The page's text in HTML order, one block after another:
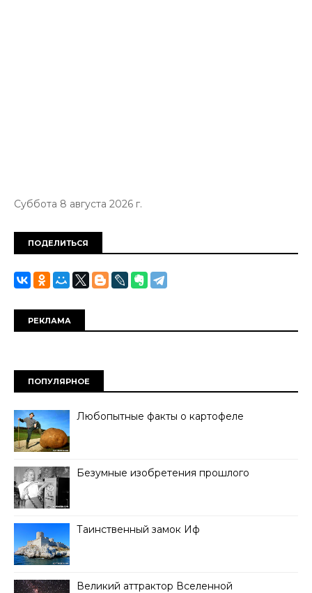
Суббота 8 августа 2026 г.
ПОДЕЛИТЬСЯ
РЕКЛАМА
ПОПУЛЯРНОЕ
Любопытные факты о картофеле
Безумные изобретения прошлого
Таинственный замок Иф
Великий аттрактор Вселенной